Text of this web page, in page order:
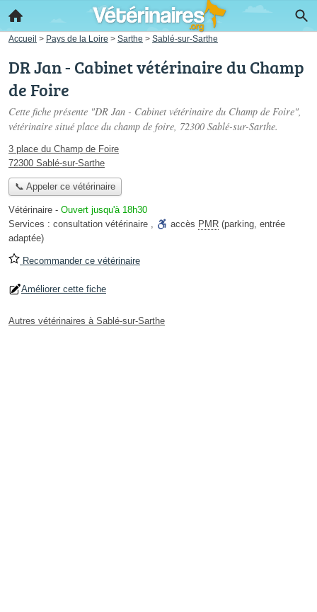
Accueil > Pays de la Loire > Sarthe > Sablé-sur-Sarthe
DR Jan - Cabinet vétérinaire du Champ
de Foire
Cette fiche présente "DR Jan - Cabinet vétérinaire du Champ de Foire",
vétérinaire situé place du champ de foire, 72300 Sablé-sur-Sarthe.
3 place du Champ de Foire
72300 Sablé-sur-Sarthe
📞 Appeler ce vétérinaire
Vétérinaire - Ouvert jusqu'à 18h30
Services : consultation vétérinaire , accès PMR (parking, entrée
adaptée)
Recommander ce vétérinaire
Améliorer cette fiche
Autres vétérinaires à Sablé-sur-Sarthe